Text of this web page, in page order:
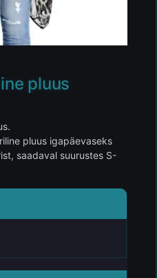
pluus
pluus igapäevaseks
saadaval suurustes S-